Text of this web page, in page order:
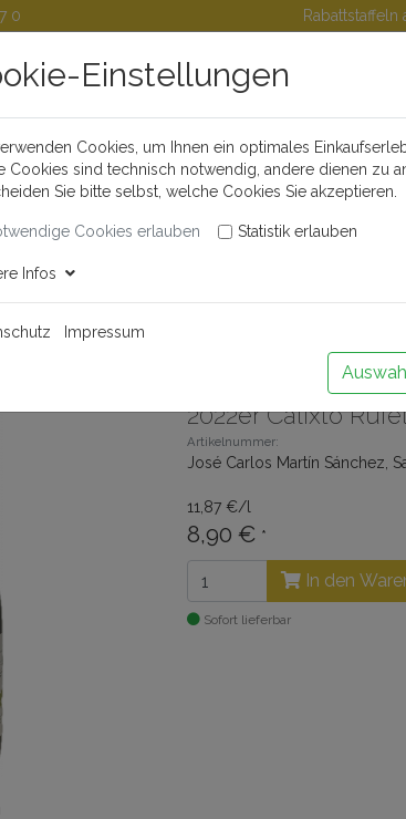
0
Buchen Sie Ihr
Wein Weinländer Feinkost Alkoholfreie
2022er Calixto
Artikelnummer:
José Carlos Martín Sánchez,
11,87 €/l
8,90 € *
In den
Sofort lieferbar
Einstellungen
Cookies, um Ihnen ein optimales
Cookies sind technisch notwendig, andere dienen zu
Sie bitte selbst, welche Cookies Sie akzeptieren.
Cookies erlauben Statistik erlauben
Infos
Impressum